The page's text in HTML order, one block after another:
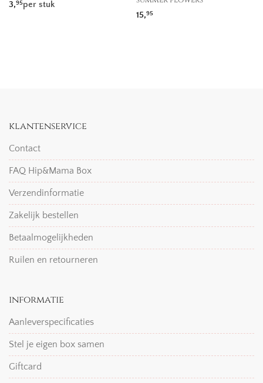
3,95per stuk
15,95
klantenservice
Contact
FAQ Hip&Mama Box
Verzendinformatie
Zakelijk bestellen
Betaalmogelijkheden
Ruilen en retourneren
informatie
Aanleverspecificaties
Stel je eigen box samen
Giftcard